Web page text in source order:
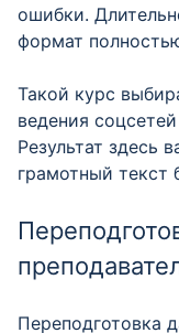
ошибки.
формат
Такой курс
ведения
Результат здесь
грамотный текст
Переподготовка